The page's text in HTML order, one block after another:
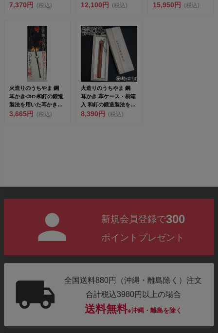
鉈 165mm C-11 三条...
7,370円 (税込)
一光 掴箸黒染
12,100円 (税込)
料無料！】
15,950円 (税込)
火造りのうちやま 鋼
耳かき<br>和釘の鍛造
製法を用いた耳かきで
す&l...
3,665円 (税込)
火造りのうちやま 鋼
耳かき 革ケース・桐箱
入 和釘の鍛造製法を用
いた耳かきです し...
8,390円 (税込)
新規会員登録で300
ポイントプレゼント
全国送料880円（沖縄・離島除く）注文
合計税込3980円以上の場合
送料無料※沖縄・離島を除く